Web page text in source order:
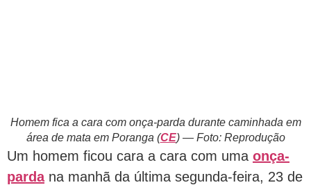
Homem fica a cara com onça-parda durante caminhada em
área de mata em Poranga (CE) — Foto: Reprodução
Um homem ficou cara a cara com uma onça-
pardana manhã da última segunda-feira, 23 de